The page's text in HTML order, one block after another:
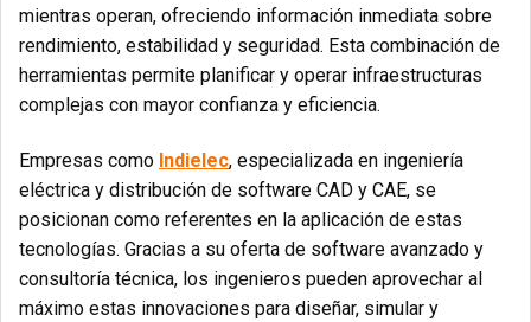
mientras operan, ofreciendo información inmediata sobre
rendimiento, estabilidad y seguridad. Esta combinación de
herramientas permite planificar y operar infraestructuras
complejas con mayor confianza y eficiencia.
Empresas como Indielec, especializada en ingeniería
eléctrica y distribución de software CAD y CAE, se
posicionan como referentes en la aplicación de estas
tecnologías. Gracias a su oferta de software avanzado y
consultoría técnica, los ingenieros pueden aprovechar al
máximo estas innovaciones para diseñar, simular y